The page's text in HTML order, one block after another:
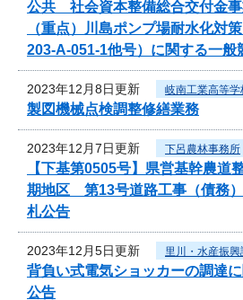
公共 社会資本整備総合交付金事
（重点）川島ポンプ場耐水化対
203-A-051-1他号）に関する一般
2023年12月8日更新 岐南工業高等学
製図機械点検調整修繕業務
2023年12月7日更新 下呂農林事務所
【下基第0505号】県営基幹農
期地区 第13号道路工事（債務
札公告
2023年12月5日更新 里川・水産振興
背負い式電気ショッカーの調達
公告